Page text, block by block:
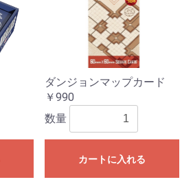
ダンジョンマップカード
￥990
数量
カートに入れる